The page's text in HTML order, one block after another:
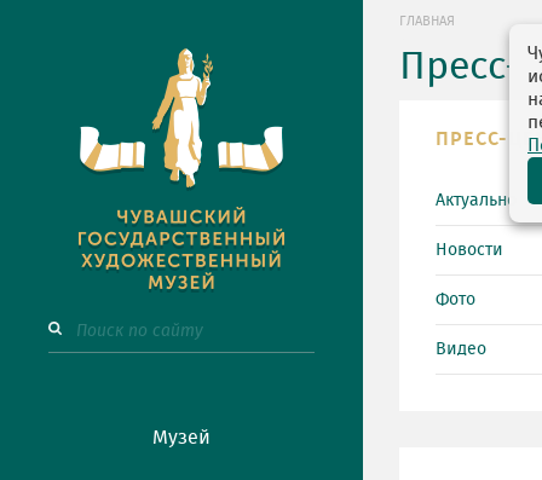
Музей
ГЛАВНАЯ
Пресс-
ПРЕСС-
Актуально
Новости
Фото
Видео